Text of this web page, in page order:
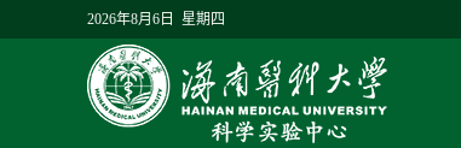
2026年8月6日 星期四